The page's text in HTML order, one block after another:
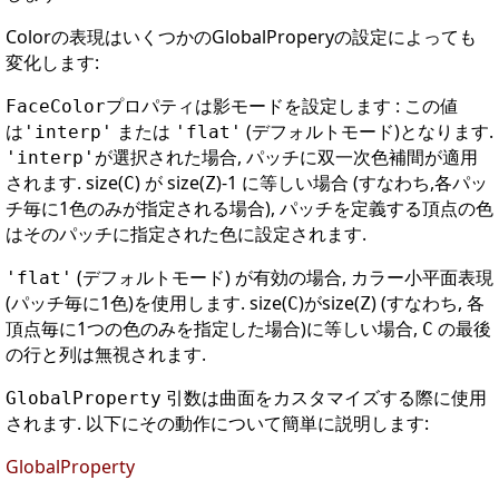
Colorの表現はいくつかのGlobalProperyの設定によっても
変化します:
FaceColorプロパティは影モードを設定します : この値
は 'interp' または 'flat' (デフォルトモード)となります.
'interp' が選択された場合, パッチに双一次色補間が適用
されます. size(C) が size(Z)-1 に等しい場合 (すなわち,各パッ
チ毎に1色のみが指定される場合), パッチを定義する頂点の色
はそのパッチに指定された色に設定されます.
'flat' (デフォルトモード) が有効の場合, カラー小平面表現
(パッチ毎に1色)を使用します. size(C)がsize(Z) (すなわち, 各
頂点毎に1つの色のみを指定した場合)に等しい場合, C の最後
の行と列は無視されます.
GlobalProperty 引数は曲面をカスタマイズする際に使用
されます. 以下にその動作について簡単に説明します:
GlobalProperty